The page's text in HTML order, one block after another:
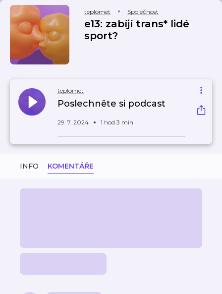
teplomet Společnost
e13: zabíjí trans* lidé
sport?
teplomet
Poslechněte si podcast
29. 7. 2024 1 hod 3 min
INFO KOMENTÁŘE